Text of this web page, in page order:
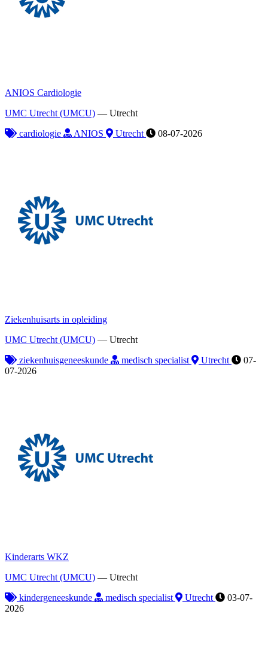
ANIOS Cardiologie
UMC Utrecht (UMCU) — Utrecht
cardiologie
ANIOS Utrecht 08-07-2026
Ziekenhuisarts in opleiding
UMC Utrecht (UMCU) — Utrecht
ziekenhuisgeneeskunde
medisch specialist Utrecht
07-
07-2026
Kinderarts WKZ
UMC Utrecht (UMCU) — Utrecht
kindergeneeskunde
medisch specialist Utrecht
03-07-
2026